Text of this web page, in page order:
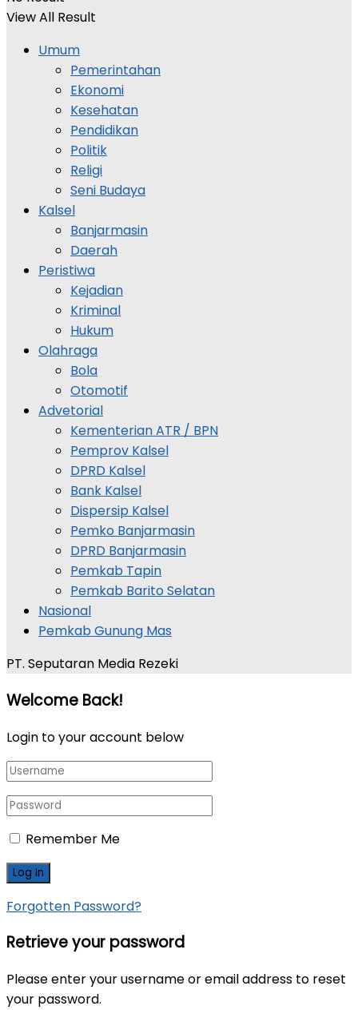
View All Result
Umum
Pemerintahan
Ekonomi
Kesehatan
Pendidikan
Politik
Religi
Seni Budaya
Kalsel
Banjarmasin
Daerah
Peristiwa
Kejadian
Kriminal
Hukum
Olahraga
Bola
Otomotif
Advetorial
Kementerian ATR / BPN
Pemprov Kalsel
DPRD Kalsel
Bank Kalsel
Dispersip Kalsel
Pemko Banjarmasin
DPRD Banjarmasin
Pemkab Tapin
Pemkab Barito Selatan
Nasional
Pemkab Gunung Mas
PT. Seputaran Media Rezeki
Welcome Back!
Login to your account below
Remember Me
Forgotten Password?
Retrieve your password
Please enter your username or email address to reset
your password.